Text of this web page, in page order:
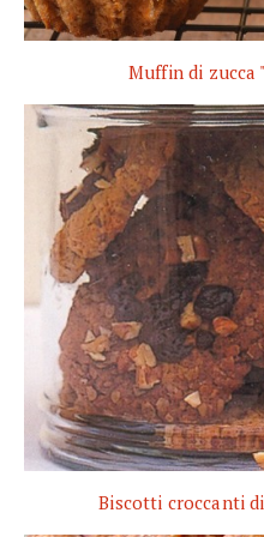
Muffin di
Biscotti croccanti